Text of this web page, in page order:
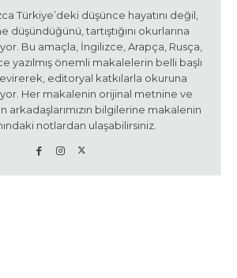
Türkiye’deki düşünce hayatını değil,
düşündüğünü, tartıştığını okurlarına
Bu amaçla, İngilizce, Arapça, Rusça,
yazılmış önemli makalelerin belli başlı
editoryal katkılarla okuruna
Her makalenin orijinal metnine ve
arkadaşlarımızın bilgilerine makalenin
notlardan ulaşabilirsiniz.